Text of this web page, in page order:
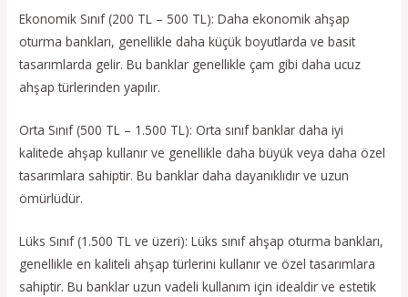
Ekonomik Sınıf (200 TL – 500 TL): Daha ekonomik ahşap
oturma bankları, genellikle daha küçük boyutlarda ve basit
tasarımlarda gelir. Bu banklar genellikle çam gibi daha ucuz
ahşap türlerinden yapılır.
Orta Sınıf (500 TL – 1.500 TL): Orta sınıf banklar daha iyi
kalitede ahşap kullanır ve genellikle daha büyük veya daha özel
tasarımlara sahiptir. Bu banklar daha dayanıklıdır ve uzun
ömürlüdür.
Lüks Sınıf (1.500 TL ve üzeri): Lüks sınıf ahşap oturma bankları,
genellikle en kaliteli ahşap türlerini kullanır ve özel tasarımlara
sahiptir. Bu banklar uzun vadeli kullanım için idealdir ve estetik